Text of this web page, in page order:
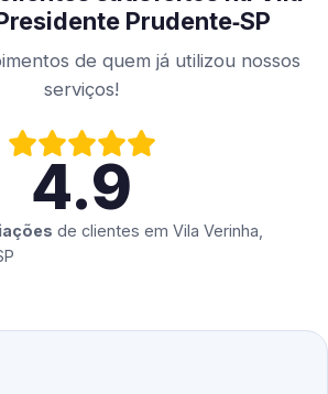
Prudente‑SP
de quem já utilizou nossos
serviços!
4.9
de clientes em Vila Verinha,